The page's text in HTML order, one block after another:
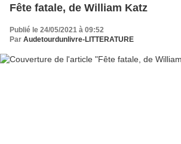
Fête fatale, de William Katz
Publié le 24/05/2021 à 09:52
Par Audetourdunlivre-LITTERATURE